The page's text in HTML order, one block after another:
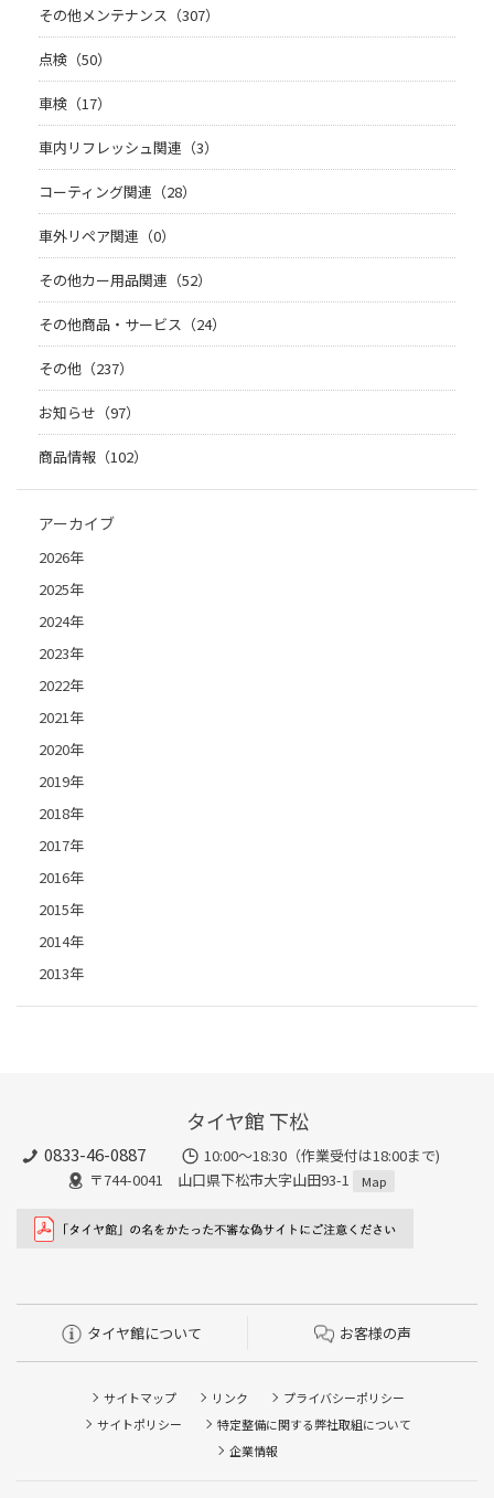
その他メンテナンス（307）
点検（50）
車検（17）
車内リフレッシュ関連（3）
コーティング関連（28）
車外リペア関連（0）
その他カー用品関連（52）
その他商品・サービス（24）
その他（237）
お知らせ（97）
商品情報（102）
アーカイブ
2026年
2025年
2024年
2023年
2022年
2021年
2020年
2019年
2018年
2017年
2016年
2015年
2014年
2013年
タイヤ館 下松
0833-46-0887
10:00～18:30（作業受付は18:00まで)
〒744-0041 山口県下松市大字山田93-1
Map
タイヤ館について お客様の声
サイトマップ リンク
プライバシーポリシー
サイトポリシー
特定整備に関する弊社取組について
企業情報